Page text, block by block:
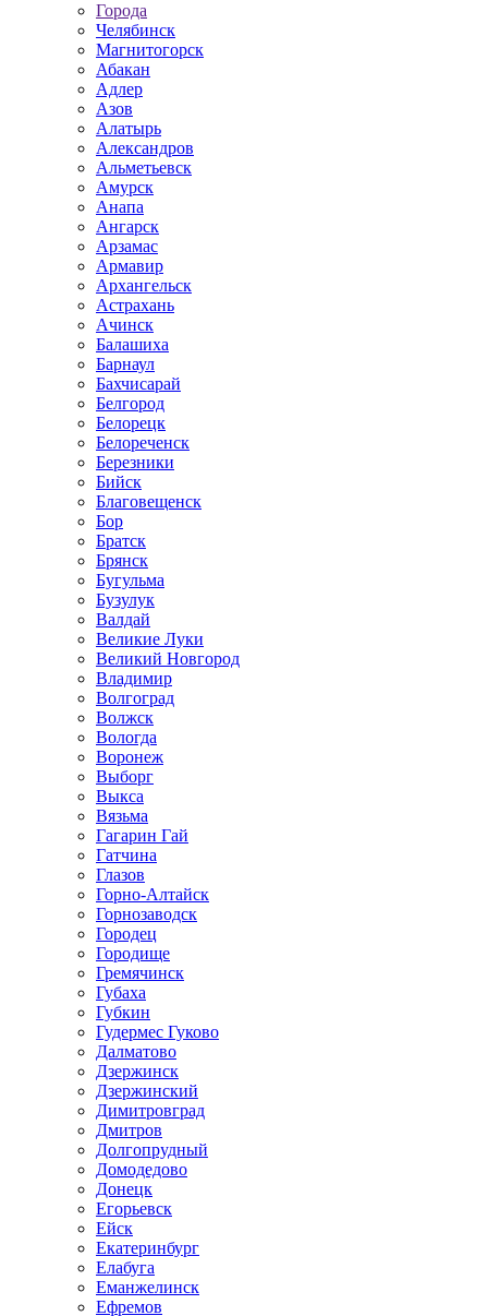
Города
Челябинск
Магнитогорск
Абакан
Адлер
Азов
Алатырь
Александров
Альметьевск
Амурск
Анапа
Ангарск
Арзамас
Армавир
Архангельск
Астрахань
Ачинск
Балашиха
Барнаул
Бахчисарай
Белгород
Белорецк
Белореченск
Березники
Бийск
Благовещенск
Бор
Братск
Брянск
Бугульма
Бузулук
Валдай
Великие Луки
Великий Новгород
Владимир
Волгоград
Волжск
Вологда
Воронеж
Выборг
Выкса
Вязьма
Гагарин Гай
Гатчина
Глазов
Горно-Алтайск
Горнозаводск
Городец
Городище
Гремячинск
Губаха
Губкин
Гудермес Гуково
Далматово
Дзержинск
Дзержинский
Димитровград
Дмитров
Долгопрудный
Домодедово
Донецк
Егорьевск
Ейск
Екатеринбург
Елабуга
Еманжелинск
Ефремов